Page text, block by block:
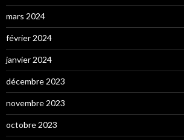
mars 2024
février 2024
janvier 2024
décembre 2023
novembre 2023
octobre 2023